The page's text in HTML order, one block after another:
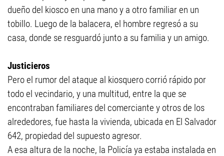
dueño del kiosco en una mano y a otro familiar en un
tobillo. Luego de la balacera, el hombre regresó a su
casa, donde se resguardó junto a su familia y un amigo.
Justicieros
Pero el rumor del ataque al kiosquero corrió rápido por
todo el vecindario, y una multitud, entre la que se
encontraban familiares del comerciante y otros de los
alrededores, fue hasta la vivienda, ubicada en El Salvador
642, propiedad del supuesto agresor.
A esa altura de la noche, la Policía ya estaba instalada en